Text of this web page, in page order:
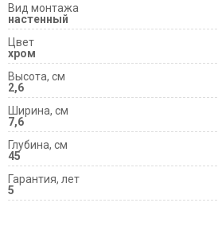
Вид монтажа
настенный
Цвет
хром
Высота, см
2,6
Ширина, см
7,6
Глубина, см
45
Гарантия, лет
5